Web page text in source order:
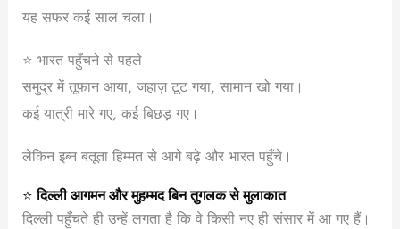
यह सफर कई साल चला।
⭐ भारत पहुँचने से पहले
समुद्र में तूफान आया, जहाज़ टूट गया, सामान खो गया।
कई यात्री मारे गए, कई बिछड़ गए।
लेकिन इब्न बतूता हिम्मत से आगे बढ़े और भारत पहुँचे।
⭐दिल्ली आगमन और मुहम्मद बिन तुगलक से मुलाकात
दिल्ली पहुँचते ही उन्हें लगता है कि वे किसी नए ही संसार में आ गए हैं।